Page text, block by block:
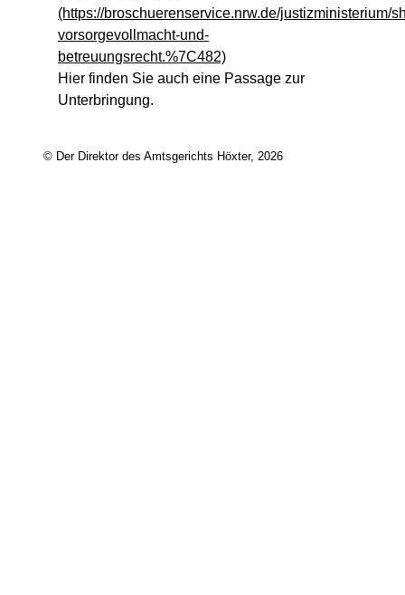
(https://broschuerenservice.nrw.de/justizministerium/
vorsorgevollmacht-und-
betreuungsrecht.%7C482)
Hier finden Sie auch eine Passage zur
Unterbringung.
© Der Direktor des Amtsgerichts Höxter, 2026